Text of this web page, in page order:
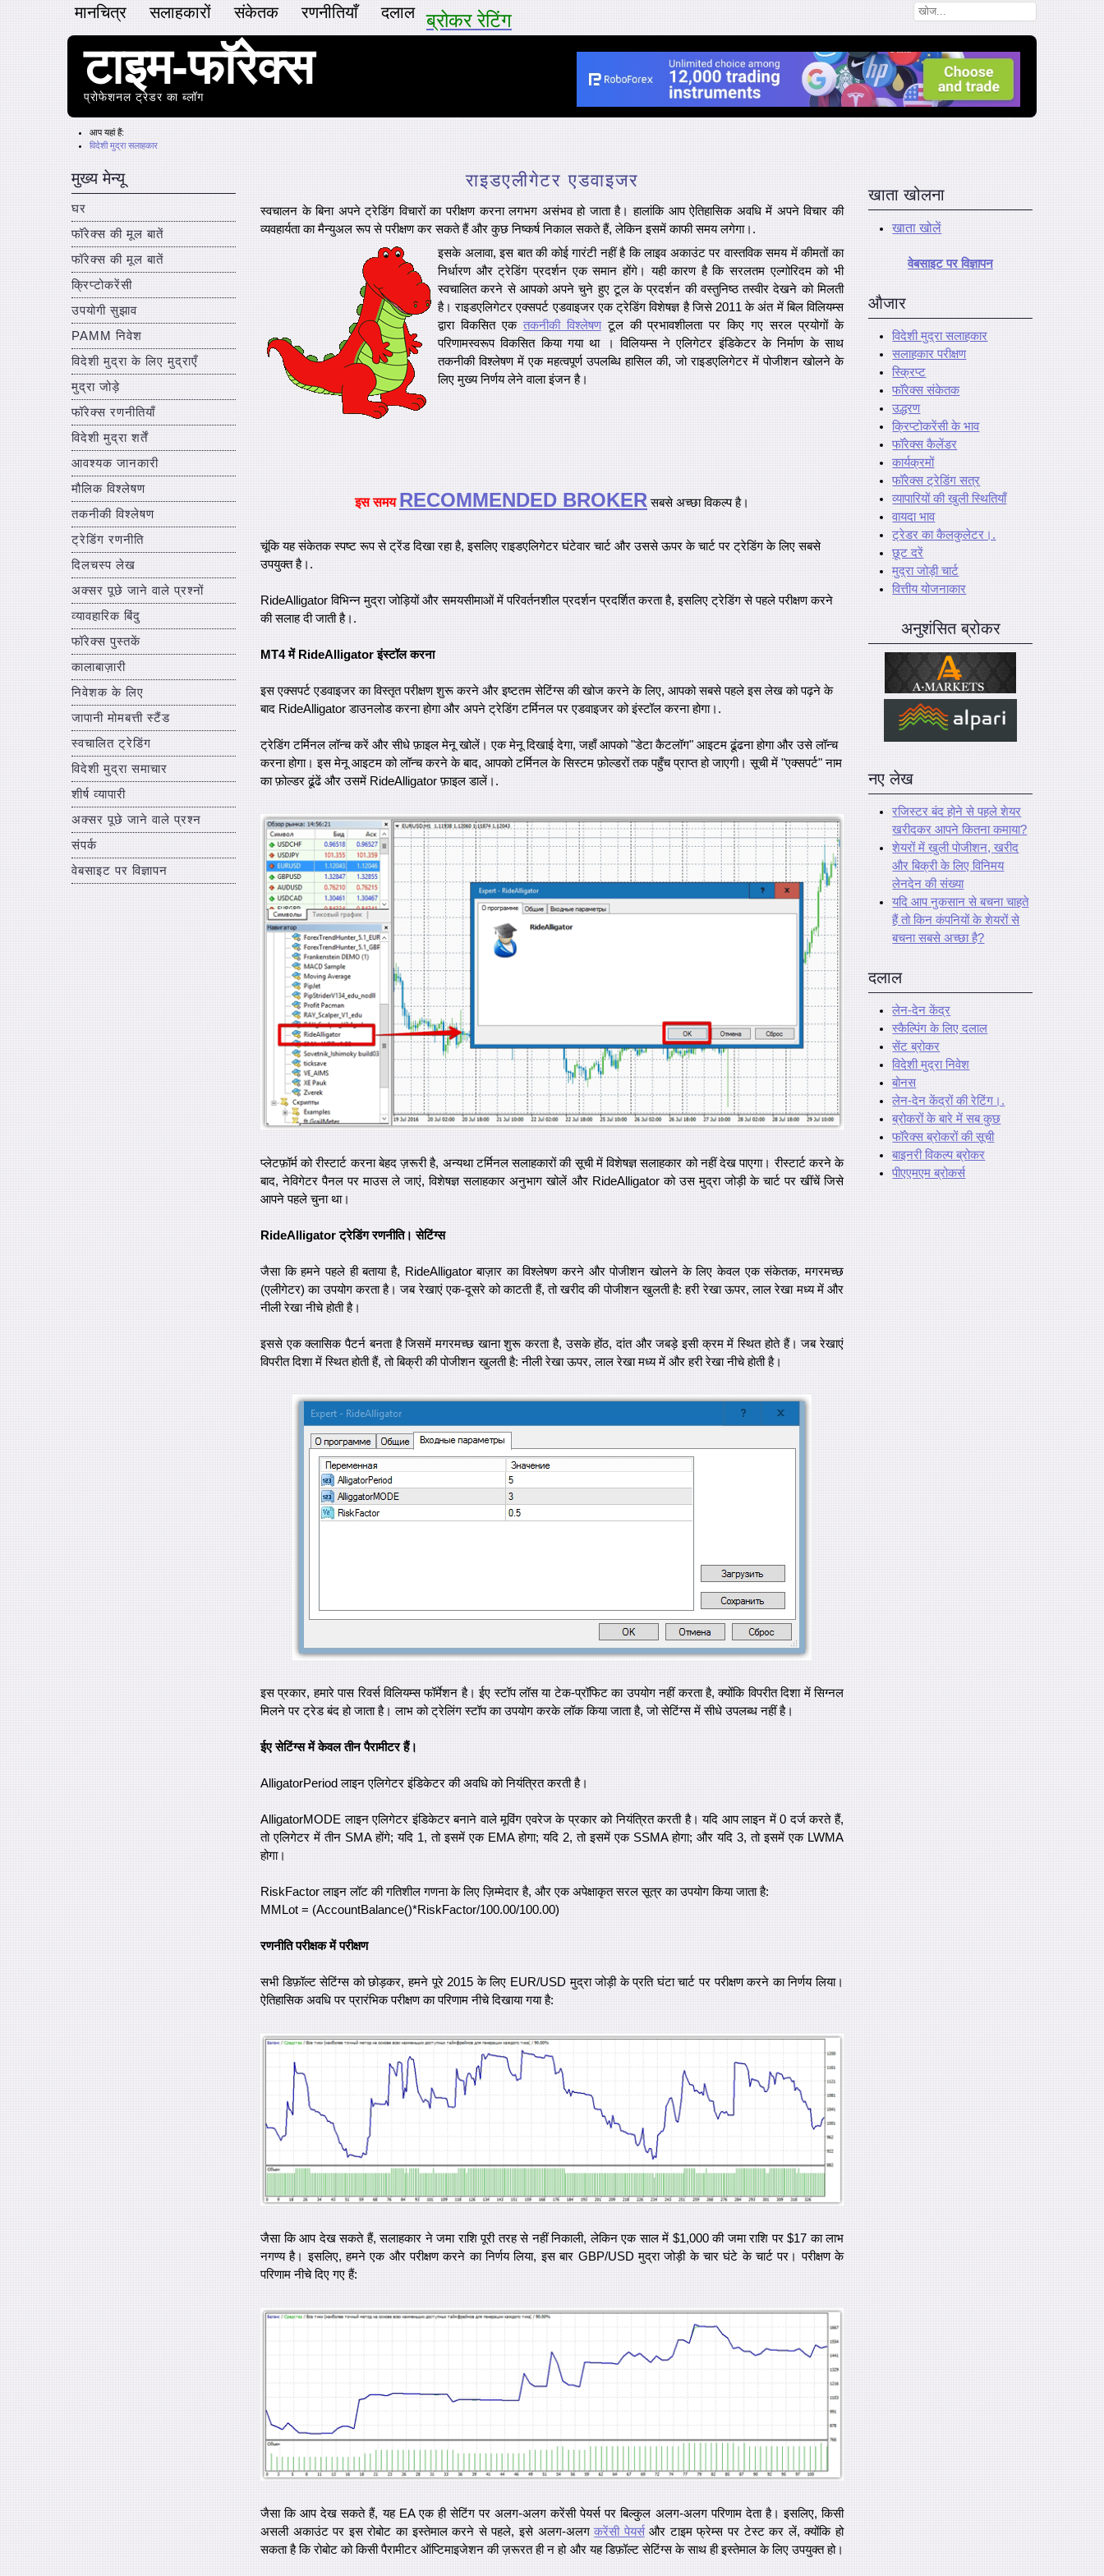
मानचित्र सलाहकारों संकेतक रणनीतियाँ दलाल ब्रोकर रेटिंग
टाइम-फॉरेक्स
प्रोफेशनल ट्रेडर का ब्लॉग
आप यहां हैं:
विदेशी मुद्रा सलाहकार
मुख्य मेन्यू
घर
फॉरेक्स की मूल बातें
फॉरेक्स की मूल बातें
क्रिप्टोकरेंसी
उपयोगी सुझाव
PAMM निवेश
विदेशी मुद्रा के लिए मुद्राएँ
मुद्रा जोड़े
फॉरेक्स रणनीतियाँ
विदेशी मुद्रा शर्तें
आवश्यक जानकारी
मौलिक विश्लेषण
तकनीकी विश्लेषण
ट्रेडिंग रणनीति
दिलचस्प लेख
अक्सर पूछे जाने वाले प्रश्नों
व्यावहारिक बिंदु
फॉरेक्स पुस्तकें
कालाबाज़ारी
निवेशक के लिए
जापानी मोमबत्ती स्टैंड
स्वचालित ट्रेडिंग
विदेशी मुद्रा समाचार
शीर्ष व्यापारी
अक्सर पूछे जाने वाले प्रश्न
संपर्क
वेबसाइट पर विज्ञापन
राइडएलीगेटर एडवाइजर
स्वचालन के बिना अपने ट्रेडिंग विचारों का परीक्षण करना लगभग असंभव हो जाता है। हालांकि आप ऐतिहासिक अवधि में अपने विचार की
व्यवहार्यता का मैन्युअल रूप से परीक्षण कर सकते हैं और कुछ निष्कर्ष निकाल सकते हैं, लेकिन इसमें काफी समय लगेगा।.
इसके अलावा, इस बात की कोई गारंटी नहीं है कि लाइव अकाउंट पर वास्तविक समय में कीमतों का
निर्धारण और ट्रेडिंग प्रदर्शन एक समान होंगे। यही कारण है कि सरलतम एल्गोरिदम को भी
स्वचालित करने से आपको अपने चुने हुए टूल के प्रदर्शन की वस्तुनिष्ठ तस्वीर देखने को मिलती
है। राइडएलिगेटर एक्सपर्ट एडवाइजर एक ट्रेडिंग विशेषज्ञ है जिसे 2011 के अंत में बिल विलियम्स
द्वारा विकसित एक तकनीकी विश्लेषणटूल की प्रभावशीलता पर किए गए सरल प्रयोगों के
परिणामस्वरूप विकसित किया गया था । विलियम्स ने एलिगेटर इंडिकेटर के निर्माण के साथ
तकनीकी विश्लेषण में एक महत्वपूर्ण उपलब्धि हासिल की, जो राइडएलिगेटर में पोजीशन खोलने के
लिए मुख्य निर्णय लेने वाला इंजन है।
इस समय RECOMMENDED BROKER सबसे अच्छा विकल्प है।
चूंकि यह संकेतक स्पष्ट रूप से ट्रेंड दिखा रहा है, इसलिए राइडएलिगेटर घंटेवार चार्ट और उससे ऊपर के चार्ट पर ट्रेडिंग के लिए सबसे
उपयुक्त है।.
RideAlligator विभिन्न मुद्रा जोड़ियों और समयसीमाओं में परिवर्तनशील प्रदर्शन प्रदर्शित करता है, इसलिए ट्रेडिंग से पहले परीक्षण करने
की सलाह दी जाती है।.
MT4 में RideAlligator इंस्टॉल करना
इस एक्सपर्ट एडवाइजर का विस्तृत परीक्षण शुरू करने और इष्टतम सेटिंग्स की खोज करने के लिए, आपको सबसे पहले इस लेख को पढ़ने के
बाद RideAlligator डाउनलोड करना होगा और अपने ट्रेडिंग टर्मिनल पर एडवाइजर को इंस्टॉल करना होगा।.
ट्रेडिंग टर्मिनल लॉन्च करें और सीधे फ़ाइल मेनू खोलें। एक मेनू दिखाई देगा, जहाँ आपको "डेटा कैटलॉग" आइटम ढूंढना होगा और उसे लॉन्च
करना होगा। इस मेनू आइटम को लॉन्च करने के बाद, आपको टर्मिनल के सिस्टम फ़ोल्डरों तक पहुँच प्राप्त हो जाएगी। सूची में "एक्सपर्ट" नाम
का फ़ोल्डर ढूंढें और उसमें RideAlligator फ़ाइल डालें।.
प्लेटफ़ॉर्म को रीस्टार्ट करना बेहद ज़रूरी है, अन्यथा टर्मिनल सलाहकारों की सूची में विशेषज्ञ सलाहकार को नहीं देख पाएगा। रीस्टार्ट करने के
बाद, नेविगेटर पैनल पर माउस ले जाएं, विशेषज्ञ सलाहकार अनुभाग खोलें और RideAlligator को उस मुद्रा जोड़ी के चार्ट पर खींचें जिसे
आपने पहले चुना था।
RideAlligator ट्रेडिंग रणनीति। सेटिंग्स
जैसा कि हमने पहले ही बताया है, RideAlligator बाज़ार का विश्लेषण करने और पोजीशन खोलने के लिए केवल एक संकेतक, मगरमच्छ
(एलीगेटर) का उपयोग करता है। जब रेखाएं एक-दूसरे को काटती हैं, तो खरीद की पोजीशन खुलती है: हरी रेखा ऊपर, लाल रेखा मध्य में और
नीली रेखा नीचे होती है।
इससे एक क्लासिक पैटर्न बनता है जिसमें मगरमच्छ खाना शुरू करता है, उसके होंठ, दांत और जबड़े इसी क्रम में स्थित होते हैं। जब रेखाएं
विपरीत दिशा में स्थित होती हैं, तो बिक्री की पोजीशन खुलती है: नीली रेखा ऊपर, लाल रेखा मध्य में और हरी रेखा नीचे होती है।
इस प्रकार, हमारे पास रिवर्स विलियम्स फॉर्मेशन है। ईए स्टॉप लॉस या टेक-प्रॉफिट का उपयोग नहीं करता है, क्योंकि विपरीत दिशा में सिग्नल
मिलने पर ट्रेड बंद हो जाता है। लाभ को ट्रेलिंग स्टॉप का उपयोग करके लॉक किया जाता है, जो सेटिंग्स में सीधे उपलब्ध नहीं है।
ईए सेटिंग्स में केवल तीन पैरामीटर हैं।
AlligatorPeriod लाइन एलिगेटर इंडिकेटर की अवधि को नियंत्रित करती है।
AlligatorMODE लाइन एलिगेटर इंडिकेटर बनाने वाले मूविंग एवरेज के प्रकार को नियंत्रित करती है। यदि आप लाइन में 0 दर्ज करते हैं,
तो एलिगेटर में तीन SMA होंगे; यदि 1, तो इसमें एक EMA होगा; यदि 2, तो इसमें एक SSMA होगा; और यदि 3, तो इसमें एक LWMA
होगा।
RiskFactor लाइन लॉट की गतिशील गणना के लिए ज़िम्मेदार है, और एक अपेक्षाकृत सरल सूत्र का उपयोग किया जाता है:
MMLot = (AccountBalance()*RiskFactor/100.00/100.00)
रणनीति परीक्षक में परीक्षण
सभी डिफ़ॉल्ट सेटिंग्स को छोड़कर, हमने पूरे 2015 के लिए EUR/USD मुद्रा जोड़ी के प्रति घंटा चार्ट पर परीक्षण करने का निर्णय लिया।
ऐतिहासिक अवधि पर प्रारंभिक परीक्षण का परिणाम नीचे दिखाया गया है:
जैसा कि आप देख सकते हैं, सलाहकार ने जमा राशि पूरी तरह से नहीं निकाली, लेकिन एक साल में $1,000 की जमा राशि पर $17 का लाभ
नगण्य है। इसलिए, हमने एक और परीक्षण करने का निर्णय लिया, इस बार GBP/USD मुद्रा जोड़ी के चार घंटे के चार्ट पर। परीक्षण के
परिणाम नीचे दिए गए हैं:
जैसा कि आप देख सकते हैं, यह EA एक ही सेटिंग पर अलग-अलग करेंसी पेयर्स पर बिल्कुल अलग-अलग परिणाम देता है। इसलिए, किसी
असली अकाउंट पर इस रोबोट का इस्तेमाल करने से पहले, इसे अलग-अलगकरेंसी पेयर्सऔर टाइम फ्रेम्स पर टेस्ट कर लें, क्योंकि हो
सकता है कि रोबोट को किसी पैरामीटर ऑप्टिमाइजेशन की ज़रूरत ही न हो और यह डिफ़ॉल्ट सेटिंग्स के साथ ही इस्तेमाल के लिए उपयुक्त हो।
खाता खोलना
खाता खोलें
वेबसाइट पर विज्ञापन
औजार
विदेशी मुद्रा सलाहकार
सलाहकार परीक्षण
स्क्रिप्ट
फॉरेक्स संकेतक
उद्धरण
क्रिप्टोकरेंसी के भाव
फॉरेक्स कैलेंडर
कार्यक्रमों
फॉरेक्स ट्रेडिंग सत्र
व्यापारियों की खुली स्थितियाँ
वायदा भाव
ट्रेडर का कैलकुलेटर।.
छूट दरें
मुद्रा जोड़ी चार्ट
वित्तीय योजनाकार
अनुशंसित ब्रोकर
नए लेख
रजिस्टर बंद होने से पहले शेयर
खरीदकर आपने कितना कमाया?
शेयरों में खुली पोजीशन, खरीद
और बिक्री के लिए विनिमय
लेनदेन की संख्या
यदि आप नुकसान से बचना चाहते
हैं तो किन कंपनियों के शेयरों से
बचना सबसे अच्छा है?
दलाल
लेन-देन केंद्र
स्कैल्पिंग के लिए दलाल
सेंट ब्रोकर
विदेशी मुद्रा निवेश
बोनस
लेन-देन केंद्रों की रेटिंग।.
ब्रोकरों के बारे में सब कुछ
फॉरेक्स ब्रोकरों की सूची
बाइनरी विकल्प ब्रोकर
पीएएमएम ब्रोकर्स